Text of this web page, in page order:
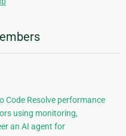
Code Resolve performance
using monitoring,
an AI agent for